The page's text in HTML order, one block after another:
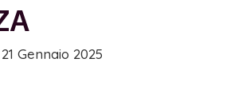
21 Gennaio 2025